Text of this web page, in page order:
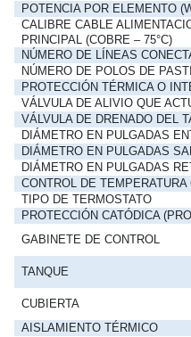
POTENCIA POR ELEMENTO
CALIBRE CABLE
PRINCIPAL (COBRE – 75°C)
NÚMERO DE LÍNEAS
NÚMERO DE POLOS DE
PROTECCIÓN TÉRMICA O
VÁLVULA DE ALIVIO QUE
VÁLVULA DE DRENADO DEL
DIÁMETRO EN PULGADAS
DIÁMETRO EN PULGADAS
DIÁMETRO EN PULGADAS
CONTROL DE
TIPO DE TERMOSTATO
PROTECCIÓN CATÓDICA
GABINETE DE CONTROL
TANQUE
CUBIERTA
AISLAMIENTO TÉRMICO